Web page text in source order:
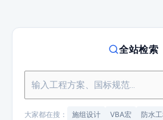
全站检索
大家都在搜： 施组设计 VBA宏 防水